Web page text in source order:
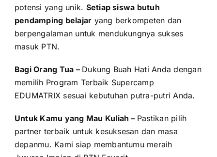
potensi yang unik. Setiap siswa butuh
pendamping belajar yang berkompeten dan
berpengalaman untuk mendukungnya sukses
masuk PTN.
Bagi Orang Tua – Dukung Buah Hati Anda dengan
memilih Program Terbaik Supercamp
EDUMATRIX sesuai kebutuhan putra-putri Anda.
Untuk Kamu yang Mau Kuliah – Pastikan pilih
partner terbaik untuk kesuksesan dan masa
depanmu. Kami siap membantumu meraih